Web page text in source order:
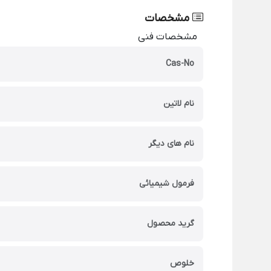
مشخصات
مشخصات فنی
Cas-No
نام لاتین
نام های دیگر
فرمول شیمیائی
گرید محصول
خلوص